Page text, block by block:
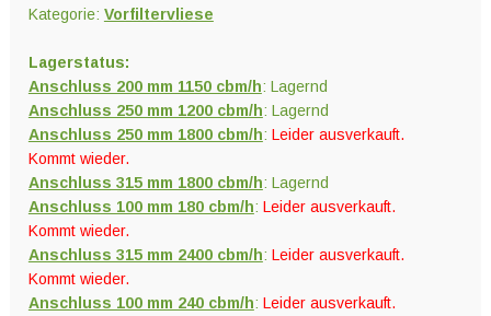
Kategorie: Vorfiltervliese
Lagerstatus:
Anschluss 200 mm 1150 cbm/h: Lagernd
Anschluss 250 mm 1200 cbm/h: Lagernd
Anschluss 250 mm 1800 cbm/h: Leider ausverkauft.
Kommt wieder.
Anschluss 315 mm 1800 cbm/h: Lagernd
Anschluss 100 mm 180 cbm/h: Leider ausverkauft.
Kommt wieder.
Anschluss 315 mm 2400 cbm/h: Leider ausverkauft.
Kommt wieder.
Anschluss 100 mm 240 cbm/h: Leider ausverkauft.